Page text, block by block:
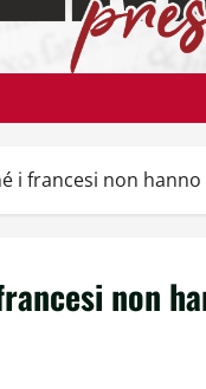
i francesi non
non